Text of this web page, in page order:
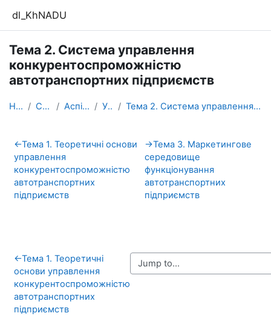
dl_KhNADU
Тема 2. Система управлення
конкурентоспроможністю
автотранспортних підприємств
Home Courses Аспірантура УК_АТ Тема 2. Система управлення конкурентоспроможністю ...
Section outline
←Тема 1. Теоретичні основи
управлення
конкурентоспроможністю
автотранспортних
підприємств
→Тема 3. Маркетингове
середовище
функціонування
автотранспортних
підприємств
←Тема 1. Теоретичні
основи управлення
конкурентоспроможністю
автотранспортних
підприємств